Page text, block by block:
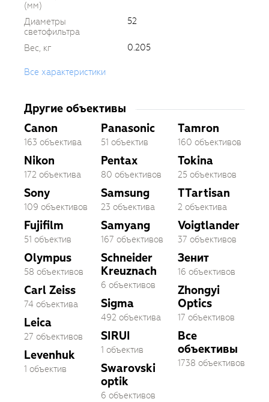
(мм)
Диаметры
светофильтра
52
Вес, кг 0.205
Все характеристики
Другие объективы
Canon
163 объектива
Nikon
172 объектива
Sony
109 объективов
Fujifilm
51 объектив
Olympus
58 объективов
Carl Zeiss
74 объектива
Leica
27 объективов
Levenhuk
1 объектив
Panasonic
51 объектив
Pentax
80 объективов
Samsung
23 объектива
Samyang
167 объективов
Schneider
Kreuznach
6 объективов
Sigma
492 объектива
SIRUI
1 объектив
Swarovski
optik
6 объективов
Tamron
160 объективов
Tokina
25 объективов
TTartisan
2 объектива
Voigtlander
37 объективов
Зенит
16 объективов
Zhongyi
Optics
17 объективов
Все
объективы
1738 объективов